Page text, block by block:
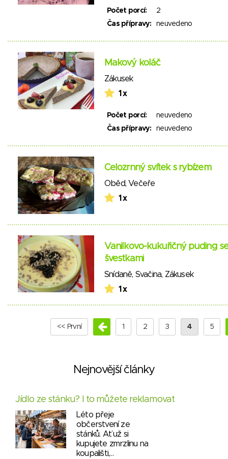
Počet porcí:
2
Čas přípravy:
neuvedeno
Makový koláč
Zákusek
1 x
Počet porcí:
neuvedeno
Čas přípravy:
neuvedeno
Celozrnný svítek s rybízem
Oběd, Večeře
1 x
Vanilkovo-kukuřičný puding se
švestkami
Snídaně, Svačina, Zákusek
1 x
<< První 1 2 3 4 5
Nejnovější články
Jídlo ze stánku? I to můžete reklamovat
Léto přeje
občerstvení ze
stánků. Ať už si
kupujete zmrzlinu na
koupališti,…